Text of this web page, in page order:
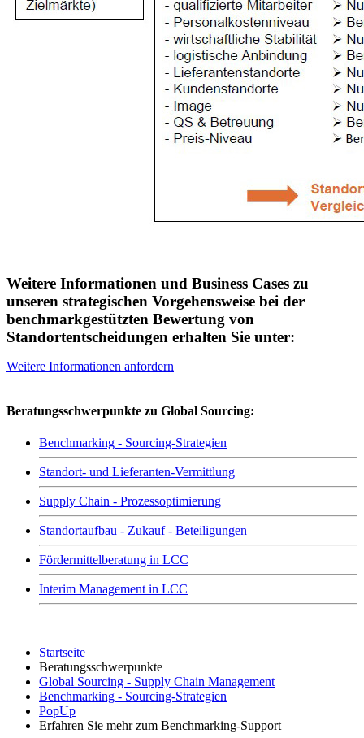
Weitere Informationen und Business Cases zu
unseren strategischen Vorgehensweise bei der
benchmarkgestützten Bewertung von
Standortentscheidungen erhalten Sie unter:
Weitere Informationen anfordern
Beratungsschwerpunkte zu Global Sourcing:
Benchmarking - Sourcing-Strategien
Standort- und Lieferanten-Vermittlung
Supply Chain - Prozessoptimierung
Standortaufbau - Zukauf - Beteiligungen
Fördermittelberatung in LCC
Interim Management in LCC
Startseite
Beratungsschwerpunkte
Global Sourcing - Supply Chain Management
Benchmarking - Sourcing-Strategien
PopUp
Erfahren Sie mehr zum Benchmarking-Support